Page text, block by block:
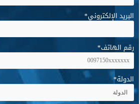
البريد الإلكتروني*
رقم الهاتف*
الدولة*